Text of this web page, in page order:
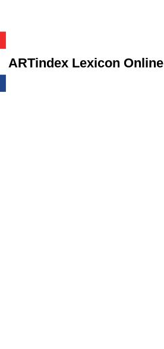
ARTindex Lexicon Online